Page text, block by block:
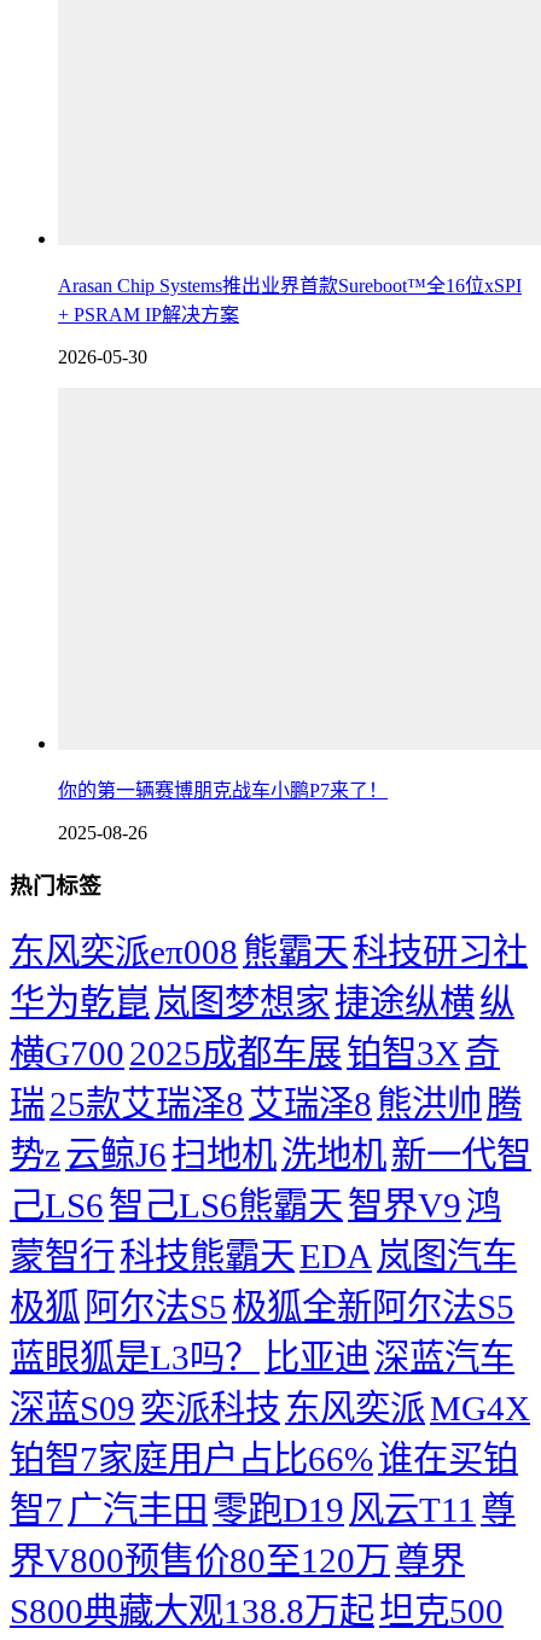
Arasan Chip Systems推出业界首款Sureboot™全16位xSPI
+ PSRAM IP解决方案
2026-05-30
你的第一辆赛博朋克战车小鹏P7来了！
2025-08-26
热门标签
东风奕派eπ008 熊霸天科技研习社
华为乾崑 岚图梦想家 捷途纵横纵
横G7002025成都车展铂智3X奇
瑞25款艾瑞泽8艾瑞泽8 熊洪帅 腾
势z云鲸J6扫地机洗地机新一代智
己LS6智己LS6熊霸天智界V9鸿
蒙智行科技熊霸天EDA 岚图汽车
极狐 阿尔法S5极狐全新阿尔法S5
蓝眼狐是L3吗？
比亚迪 深蓝汽车
深蓝S09奕派科技 东风奕派MG4X
铂智7家庭用户占比66%谁在买铂
智7 广汽丰田 零跑D19 风云T11 尊
界V800预售价80至120万尊界
S800典藏大观138.8万起坦克500